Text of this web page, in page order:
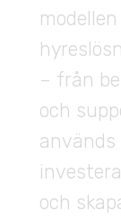
– från
och
och